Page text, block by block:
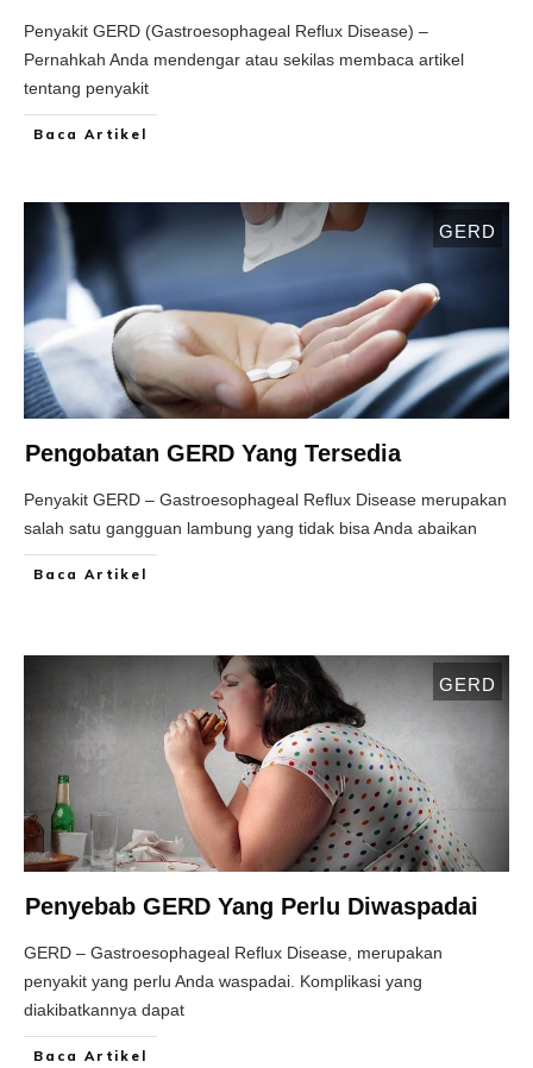
Penyakit GERD (Gastroesophageal Reflux Disease) –
Pernahkah Anda mendengar atau sekilas membaca artikel
tentang penyakit
Baca Artikel
GERD
Pengobatan GERD Yang Tersedia
Penyakit GERD – Gastroesophageal Reflux Disease merupakan
salah satu gangguan lambung yang tidak bisa Anda abaikan
Baca Artikel
GERD
Penyebab GERD Yang Perlu Diwaspadai
GERD – Gastroesophageal Reflux Disease, merupakan
penyakit yang perlu Anda waspadai. Komplikasi yang
diakibatkannya dapat
Baca Artikel